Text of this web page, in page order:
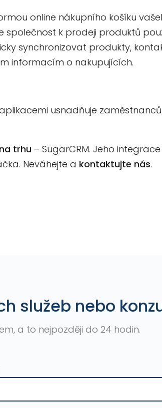
online nákupního košíku
společnost k prodeji produktů
synchronizovat produkty,
informacím o nakupujících.
usnadňuje
trhu – SugarCRM. Jeho integrace
Neváhejte a kontaktujte nás.
služeb nebo
a to nejpozději do 24 hodin.